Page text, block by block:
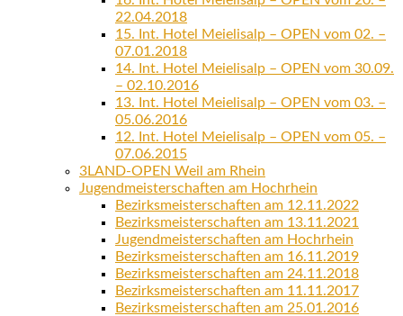
22.04.2018
15. Int. Hotel Meielisalp – OPEN vom 02. –
07.01.2018
14. Int. Hotel Meielisalp – OPEN vom 30.09.
– 02.10.2016
13. Int. Hotel Meielisalp – OPEN vom 03. –
05.06.2016
12. Int. Hotel Meielisalp – OPEN vom 05. –
07.06.2015
3LAND-OPEN Weil am Rhein
Jugendmeisterschaften am Hochrhein
Bezirksmeisterschaften am 12.11.2022
Bezirksmeisterschaften am 13.11.2021
Jugendmeisterschaften am Hochrhein
Bezirksmeisterschaften am 16.11.2019
Bezirksmeisterschaften am 24.11.2018
Bezirksmeisterschaften am 11.11.2017
Bezirksmeisterschaften am 25.01.2016